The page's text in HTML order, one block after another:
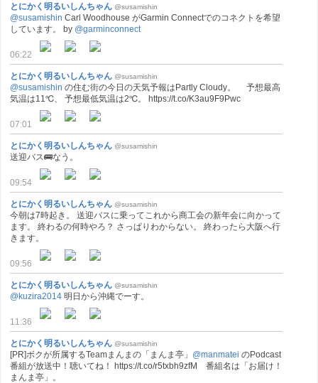
とにかく明るいしんちゃん @susamishin
@susamishin Carl Woodhouse がGarmin Connectでのコネクトを希望
しています。 by @garminconnect
06:22
とにかく明るいしんちゃん @susamishin
@susamishin の住む街の今日の天気予報はPartly Cloudy。 予想最高
気温は11℃、 予想最低気温は2℃。 https://t.co/K3au9F9Pwc
07:01
とにかく明るいしんちゃん @susamishin
送迎バス🚌なう。
09:54
とにかく明るいしんちゃん @susamishin
今朝は7時起き。 送迎バスに乗ってこれから商工会の新年会に向かって
ます。 終わるの何時やろ？ さっぱりわからない。 終わったら大阪へ行
きます。
09:56
とにかく明るいしんちゃん @susamishin
@kuzira2014 明日から沖縄でーす。
11:36
とにかく明るいしんちゃん @susamishin
[PR]ボクが所属するTeamまんまの「まんま亭」 @manmatei のPodcast
番組が放送中！聴いてね！ https://t.co/r5txbh9zfM 番組名は「お届け！
まんま亭」。